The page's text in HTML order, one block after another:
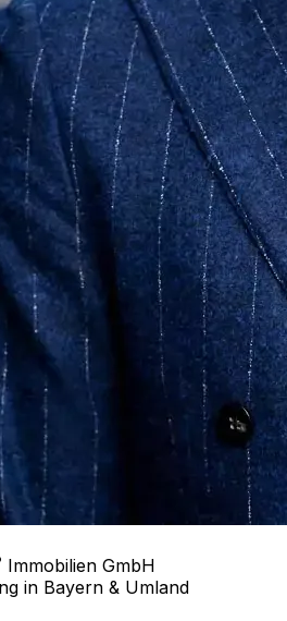
Immobilien GmbH
in Bayern & Umland